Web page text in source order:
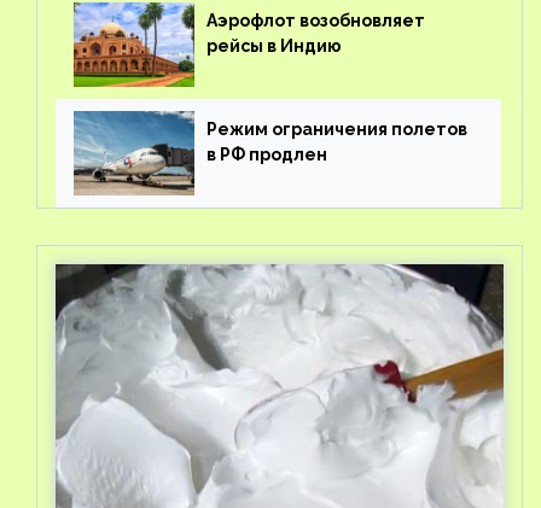
Аэрофлот возобновляет
рейсы в Индию
Режим ограничения полетов
в РФ продлен